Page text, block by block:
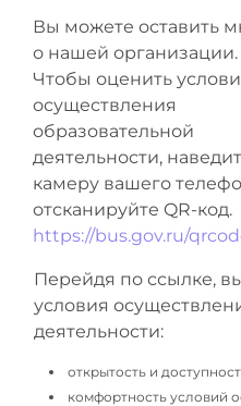
Вы можете оставить
о нашей организации.
Чтобы оценить
осуществления
образовательной
деятельности,
камеру вашего
отсканируйте QR-код.
https://bus.gov.ru/
Перейдя по ссылке,
условия
деятельности:
открытость и
комфортность условий